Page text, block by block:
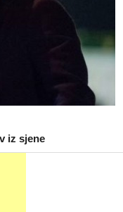
iz sjene